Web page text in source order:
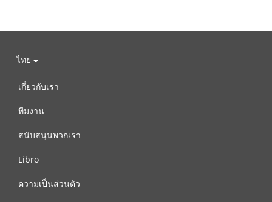
ไทย
เกี่ยวกับเรา
ทีมงาน
สนับสนุนพวกเรา
Libro
ความเป็นส่วนตัว